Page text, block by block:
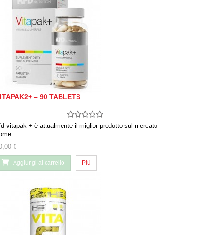
– 90 TABLETS
vitapak + è attualmente il miglior prodotto sul mercato
€
Aggiungi al carrello Più